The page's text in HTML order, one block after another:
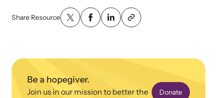
Stay informed about upcoming events and training
opportunities.
Share Resource
Be a hopegiver.
Join us in our mission to better the Donate